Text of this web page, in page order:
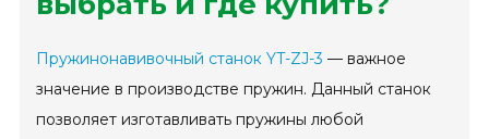
Пружинонавивочный станок YT-ZJ-3 — важное
значение в производстве пружин. Данный станок
позволяет изготавливать пружины любой